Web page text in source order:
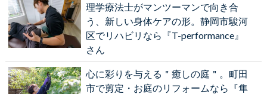
理学療法士がマンツーマンで向き合
う、新しい身体ケアの形。静岡市駿河
区でリハビリなら『T-performance』
さん
心に彩りを与える＂癒しの庭＂。町田
市で剪定・お庭のリフォームなら『隼